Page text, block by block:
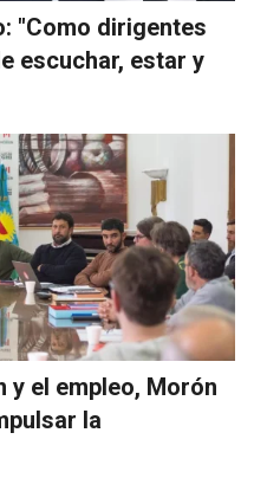
"Como dirigentes
escuchar, estar y
y el empleo, Morón
la